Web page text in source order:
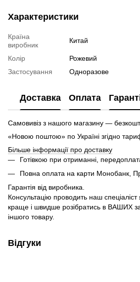
Характеристики
Країна
виробник
Китай
Колір
Рожевий
Застосування
Одноразове
Доставка Оплата
Самовивіз з нашого магазину —
«Новою поштою» по Україні згідно
Більше інформації про доставку
Готівкою при отриманні,
Повна оплата на карти Монобанк,
Гарантія від виробника.
Консультацію проводить наш
краще і швидше розібратись в ВАШИХ
іншого товару.
Відгуки